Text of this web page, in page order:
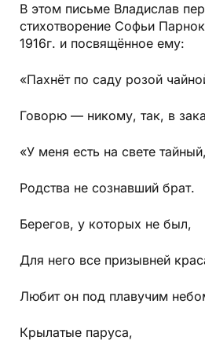
В этом письме Владислав
стихотворение Софьи
1916г. и посвящённое ему:
«Пахнёт по саду розой
Говорю — никому, так, в
«У меня есть на свете тайный,
Родства не сознавший брат.
Берегов, у которых не был,
Для него все призывней
Любит он под плавучим
Крылатые паруса,